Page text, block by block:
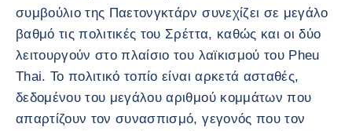
συμβούλιο της Παετονγκτάρν συνεχίζει σε μεγάλο
βαθμό τις πολιτικές του Σρέττα, καθώς και οι δύο
λειτουργούν στο πλαίσιο του λαϊκισμού του Pheu
Thai. Το πολιτικό τοπίο είναι αρκετά ασταθές,
δεδομένου του μεγάλου αριθμού κομμάτων που
απαρτίζουν τον συνασπισμό, γεγονός που τον